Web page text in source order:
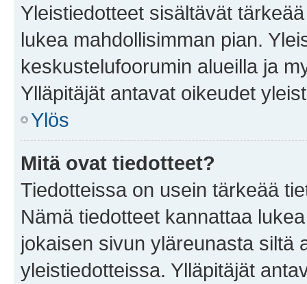
Yleistiedotteet sisältävät
lukea mahdollisimman pian.
keskustelufoorumin alueilla ja
Ylläpitäjät antavat oikeudet
Ylös
Mitä ovat tiedotteet?
Tiedotteissa on usein tärkeää
Nämä tiedotteet kannattaa
jokaisen sivun yläreunasta siltä
yleistiedotteissa. Ylläpitäjät